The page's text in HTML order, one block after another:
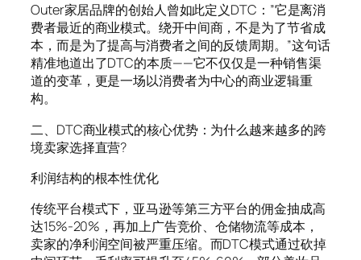
Outer家居品牌的创始人曾如此定义DTC：”它是离消
费者最近的商业模式。绕开中间商，不是为了节省成
本，而是为了提高与消费者之间的反馈周期。”这句话
精准地道出了DTC的本质——它不仅仅是一种销售渠
道的变革，更是一场以消费者为中心的商业逻辑重
构。
二、DTC商业模式的核心优势：为什么越来越多的跨
境卖家选择直营?
利润结构的根本性优化
传统平台模式下，亚马逊等第三方平台的佣金抽成高
达15%-20%，再加上广告竞价、仓储物流等成本，
卖家的净利润空间被严重压缩。而DTC模式通过砍掉